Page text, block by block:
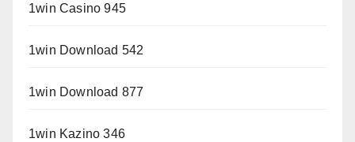
1win Casino 945
1win Download 542
1win Download 877
1win Kazino 346